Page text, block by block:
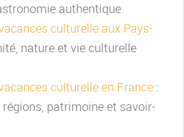
authentique
culturelle aux Pays-
nature et vie culturelle
culturelle en France :
patrimoine et savoir-